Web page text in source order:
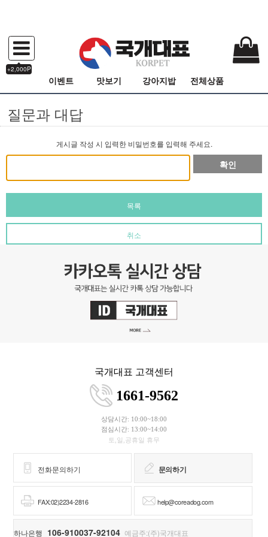
+2,000P
이벤트 맛보기 강아지밥 전체상품
질문과 대답
게시글 작성 시 입력한 비밀번호를 입력해 주세요.
확인
목록
취소
국개대표 고객센터
1661-9562
상담시간: 10:00~18:00
점심시간: 13:00~14:00
토,일,공휴일 휴무
전화문의하기 문의하기
FAX:02)2234-2816 help@coreadog.com
하나은행 106-910037-92104 예금주:(주)국개대표